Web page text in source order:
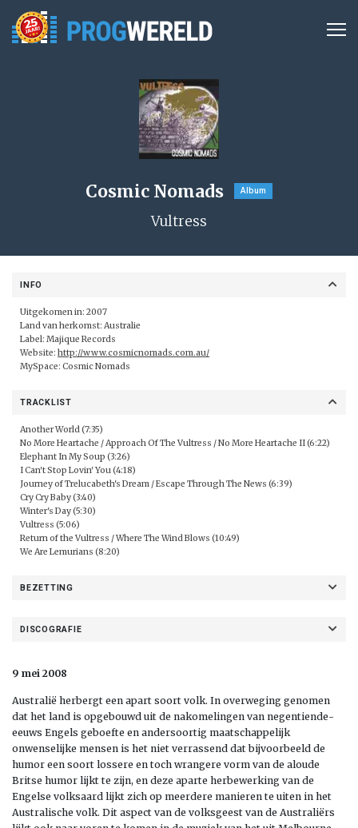
Cosmic Nomads Album
Vultress
INFO
Uitgekomen in: 2007
Land van herkomst: Australie
Label: Majique Records
Website: http://www.cosmicnomads.com.au/
MySpace: Cosmic Nomads
TRACKLIST
Another World (7:35)
No More Heartache / Approach Of The Vultress / No More Heartache II (6:22)
Elephant In My Soup (3:26)
I Can't Stop Lovin' You (4:18)
Journey of Trelucabeth's Dream / Escape Through The News (6:39)
Cry Cry Baby (3:40)
Winter's Day (5:30)
Vultress (5:06)
Return of the Vultress / Where The Wind Blows (10:49)
We Are Lemurians (8:20)
BEZETTING
DISCOGRAFIE
9 mei 2008
Australië herbergt een apart soort volk. In overweging genomen
dat het land is opgebouwd uit de nakomelingen van negentiende-
eeuws Engels geboefte en andersoortig maatschappelijk
onwenselijke mensen is het niet verrassend dat bijvoorbeeld de
humor een soort lossere en toch wrangere vorm van de aloude
Britse humor lijkt te zijn, en deze aparte herbewerking van de
Engelse volksaard lijkt zich op meerdere manieren te uiten in het
Australische volk. Dit aspect van de volksgeest van de Australiërs